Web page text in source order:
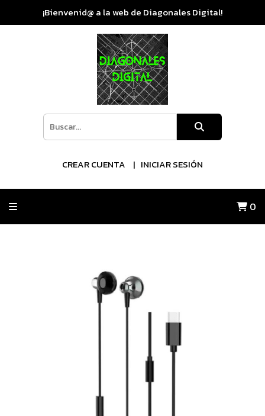
¡Bienvenid@ a la web de Diagonales Digital!
CREAR CUENTA INICIAR SESIÓN
0